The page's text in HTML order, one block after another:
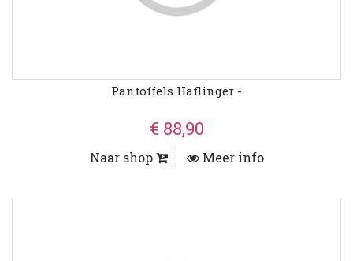
Pantoffels Haflinger -
€ 88,90
Naar shop Meer info